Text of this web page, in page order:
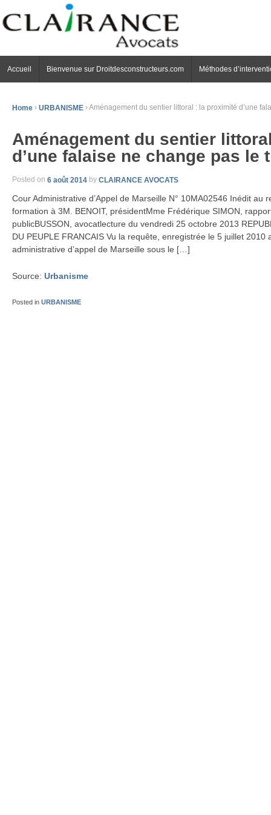
Accueil Bienvenue sur Droitdesconstructeurs.com Méthodes
Home › URBANISME ›Aménagement du sentier littoral : la proximité d’une
Aménagement du sentier
d’une falaise ne change pas le
Posted on 6 août 2014 by CLAIRANCE AVOCATS
Cour Administrative d’Appel de Marseille N° 10MA02546 Inédit au
formation à 3M. BENOIT, présidentMme Frédérique SIMON,
publicBUSSON, avocatlecture du vendredi 25 octobre 2013
DU PEUPLE FRANCAIS Vu la requête, enregistrée le 5 juillet 2010
administrative d’appel de Marseille sous le […]
Source: Urbanisme
Posted in URBANISME